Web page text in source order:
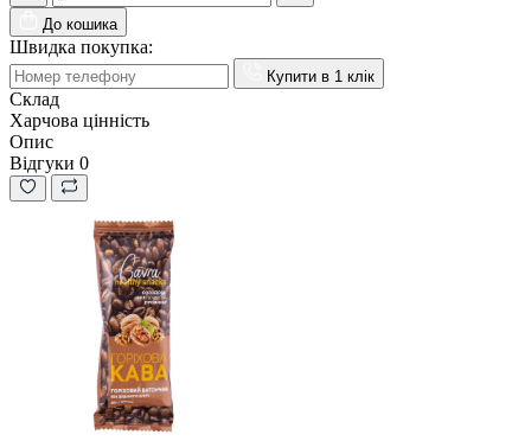
До кошика
Швидка покупка:
Купити в 1 клік
Склад
Харчова цінність
Опис
Відгуки 0